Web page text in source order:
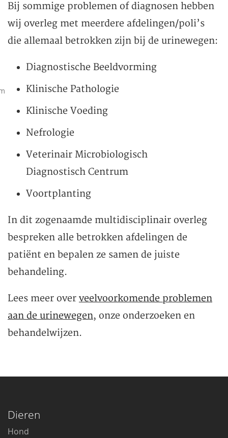
Bij sommige problemen of diagnosen hebben
wij overleg met meerdere afdelingen/poli’s
die allemaal betrokken zijn bij de urinewegen:
Diagnostische Beeldvorming
Klinische Pathologie
Klinische Voeding
Nefrologie
Veterinair Microbiologisch
Diagnostisch Centrum
Voortplanting
In dit zogenaamde multidisciplinair overleg
bespreken alle betrokken afdelingen de
patiënt en bepalen ze samen de juiste
behandeling.
Lees meer over veelvoorkomende problemen
aan de urinewegen, onze onderzoeken en
behandelwijzen.
Dieren
Hond